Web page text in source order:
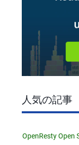
人気の記事
OpenResty Open